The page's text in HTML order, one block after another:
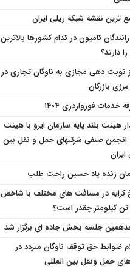
ترین نقشه شبکه ریلی ایران
کامیون در کدام کشورها بالاترین
دارند؟
نوبت دهی مجازی به ناوگان تجاری در
مرزی بازرگان
خدمات فورواردری ۱۴۰4
هیئت بلند پایه سازمان ایرو با هیئت
انجمن صنفی شرکتهای حمل و نقل بین
ایران
زنده یاد حسین راحت طلب
کرایه در مسافت‌ های مختلف با شاخص
کیلومتر چقدر است؟
جلسه بخش جاده ای برگزار شد
ضوابط حق توقف ناوگان متردد در
حمل ونقل بين المللى